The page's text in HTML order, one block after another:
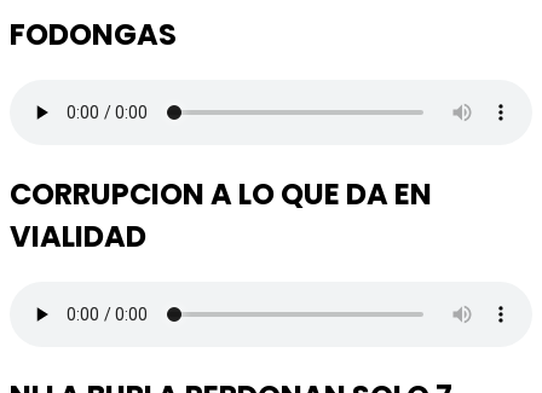
FODONGAS
CORRUPCION A LO QUE DA EN
VIALIDAD